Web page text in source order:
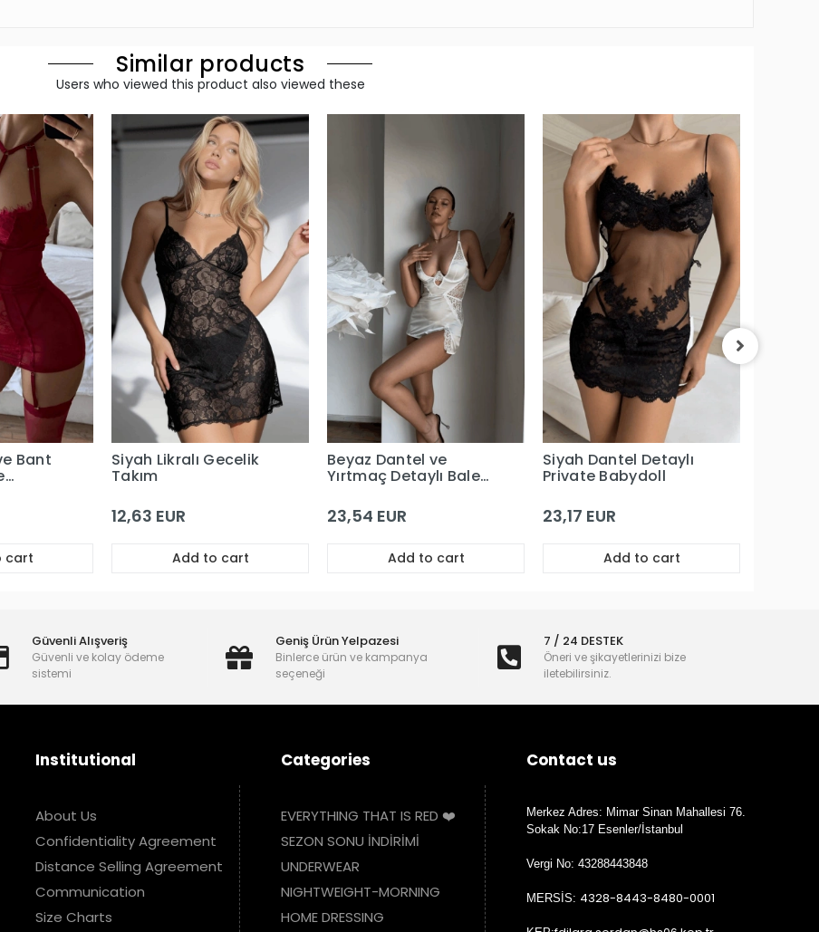
Similar products
Users who viewed this product also viewed these
Bant
cart
Siyah Likralı Gecelik
Takım
12,63 EUR
Add to cart
Beyaz Dantel ve
Yırtmaç Detaylı Balenli
Babydoll
23,54 EUR
Add to cart
Siyah Dantel Detaylı
Private Babydoll
23,17 EUR
Add to cart
Güvenli Alışveriş
Güvenli ve kolay ödeme
sistemi
Geniş Ürün Yelpazesi
Binlerce ürün ve kampanya
seçeneği
7 / 24 DESTEK
Öneri ve şikayetlerinizi bize
iletebilirsiniz.
Institutional
About Us
Confidentiality Agreement
Distance Selling Agreement
Communication
Size Charts
Categories
EVERYTHING THAT IS RED ❤️
SEZON SONU İNDİRİMİ
UNDERWEAR
NIGHTWEIGHT-MORNING
HOME DRESSING
Contact us
Merkez Adres: Mimar Sinan Mahallesi 76.
Sokak No:17 Esenler/İstanbul
Vergi No: 43288443848
MERSİS: 4328-8443-8480-0001